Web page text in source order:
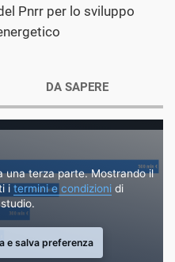
Pnrr per lo sviluppo
una terza parte. Mostrando il
i termini e condizioni di
e salva preferenza
DA SAPERE